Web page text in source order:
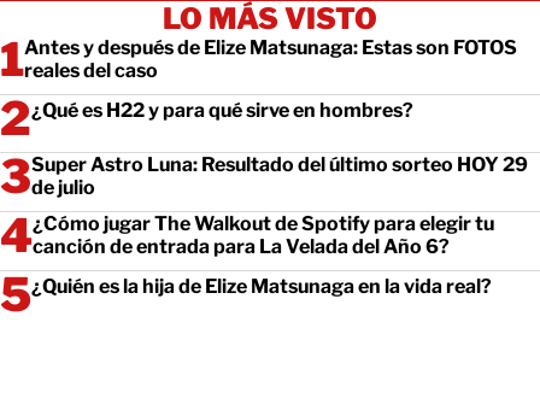
LO MÁS VISTO
Antes y después de Elize Matsunaga: Estas son FOTOS
reales del caso
¿Qué es H22 y para qué sirve en hombres?
Super Astro Luna: Resultado del último sorteo HOY 29
de julio
¿Cómo jugar The Walkout de Spotify para elegir tu
canción de entrada para La Velada del Año 6?
¿Quién es la hija de Elize Matsunaga en la vida real?